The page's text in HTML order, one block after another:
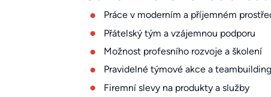
Práce v moderním a příjemném
Přátelský tým a vzájemnou podporu
Možnost profesního rozvoje a školení
Pravidelné týmové akce a
Firemní slevy na produkty a služby